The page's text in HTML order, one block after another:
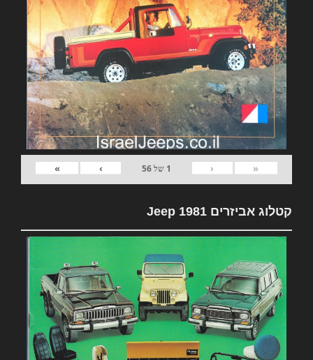
«
‹
1 של56
›
»
קטלוג אביזרים 1981 Jeep